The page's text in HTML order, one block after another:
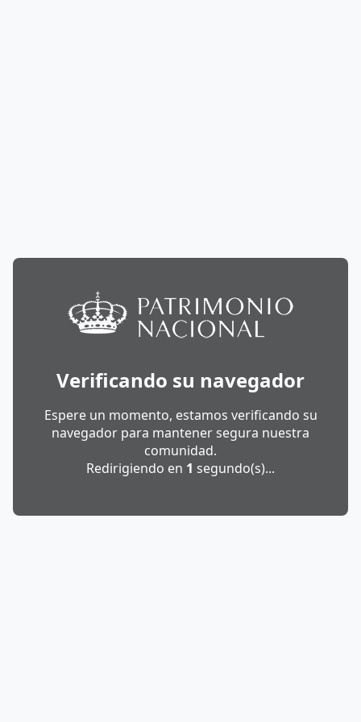
Verificando su navegador
Espere un momento, estamos verificando su
navegador para mantener segura nuestra
comunidad.
Redirigiendo en 1 segundo(s)...